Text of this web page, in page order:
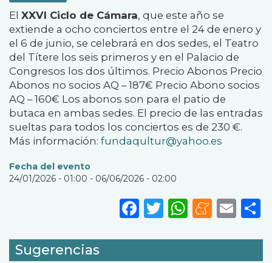
El XXVI Ciclo de Cámara, que este año se
extiende a ocho conciertos entre el 24 de enero y
el 6 de junio, se celebrará en dos sedes, el Teatro
del Títere los seis primeros y en el Palacio de
Congresos los dos últimos. Precio Abonos Precio
Abonos no socios AQ – 187€ Precio Abono socios
AQ – 160€ Los abonos son para el patio de
butaca en ambas sedes. El precio de las entradas
sueltas para todos los conciertos es de 230 €.
Más información: fundaqultur@yahoo.es
Fecha del evento
24/01/2026 - 01:00 - 06/06/2026 - 02:00
Facebook
Twitter
Sugerencias